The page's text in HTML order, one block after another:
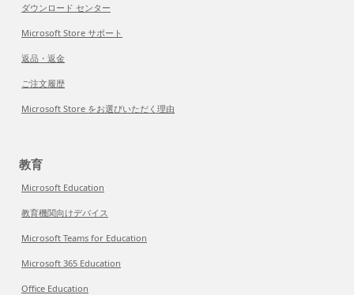
ダウンロード センター
Microsoft Store サポート
返品・返金
ご注文履歴
Microsoft Store をお選びいただく理由
教育
Microsoft Education
教育機関向けデバイス
Microsoft Teams for Education
Microsoft 365 Education
Office Education